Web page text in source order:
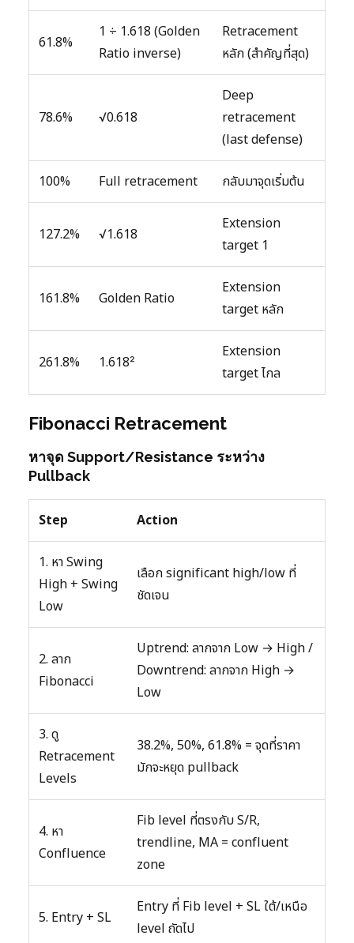
61.8%
1 ÷ 1.618 (Golden
Ratio inverse)
Retracement
หลัก (สำคัญที่สุด)
78.6% √0.618
Deep
retracement
(last defense)
100% Full retracement กลับมาจุดเริ่มต้น
127.2% √1.618
Extension
target 1
161.8% Golden Ratio
Extension
target หลัก
261.8% 1.618²
Extension
target ไกล
Fibonacci Retracement
หาจุด Support/Resistance ระหว่าง
Pullback
Step Action
1. หา Swing
High + Swing
Low
เลือก significant high/low ที่
ชัดเจน
2. ลาก
Fibonacci
Uptrend: ลากจาก Low → High /
Downtrend: ลากจาก High →
Low
3. ดู
Retracement
Levels
38.2%, 50%, 61.8% = จุดที่ราคา
มักจะหยุด pullback
4. หา
Confluence
Fib level ที่ตรงกับ S/R,
trendline, MA = confluent
zone
5. Entry + SL
Entry ที่ Fib level + SL ใต้/เหนือ
level ถัดไป